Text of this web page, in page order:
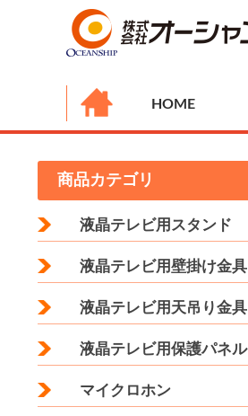
HOME
商品カテゴリ
液晶テレビ用スタンド
液晶テレビ用壁掛け金具
液晶テレビ用天吊り金具
液晶テレビ用保護パネル
マイクロホン